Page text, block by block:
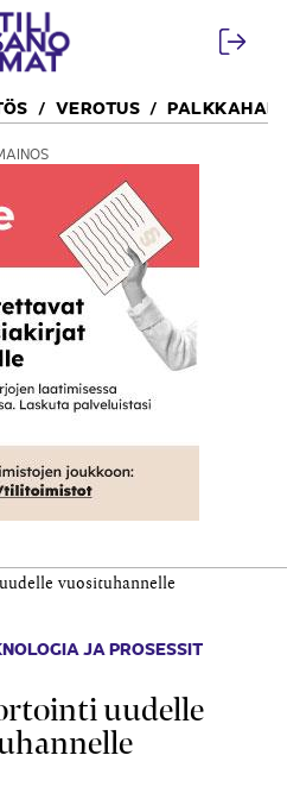
VEROTUS
vuosituhannelle
JA PROSESSIT
uudelle